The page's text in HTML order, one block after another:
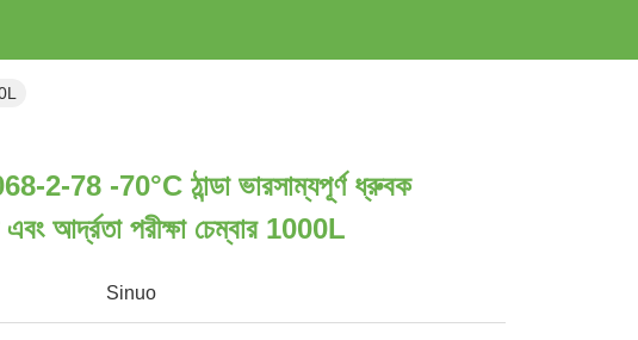
2-78 -70°C ঠান্ডা ভারসাম্যপূর্ণ ধ্রুবক
এবং আর্দ্রতা পরীক্ষা চেম্বার 1000L
Sinuo